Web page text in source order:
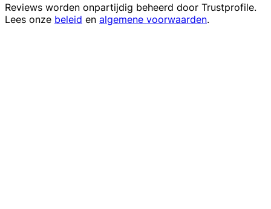
Reviews worden onpartijdig beheerd door Trustprofile.
Lees onze beleid en algemene voorwaarden.